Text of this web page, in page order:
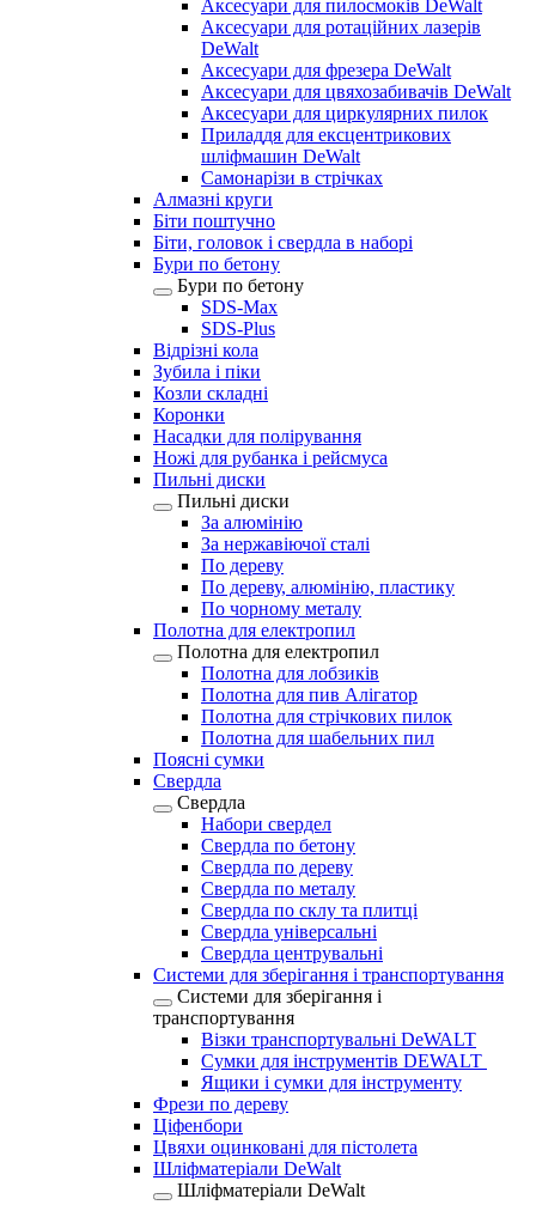
Аксесуари для пилосмоків DeWalt
Аксесуари для ротаційних лазерів
DeWalt
Аксесуари для фрезера DeWalt
Аксесуари для цвяхозабивачів DeWalt
Аксесуари для циркулярних пилок
Приладдя для ексцентрикових
шліфмашин DeWalt
Самонарізи в стрічках
Алмазні круги
Біти поштучно
Біти, головок і свердла в наборі
Бури по бетону
Бури по бетону
SDS-Max
SDS-Plus
Відрізні кола
Зубила і піки
Козли складні
Коронки
Насадки для полірування
Ножі для рубанка і рейсмуса
Пильні диски
Пильні диски
За алюмінію
За нержавіючої сталі
По дереву
По дереву, алюмінію, пластику
По чорному металу
Полотна для електропил
Полотна для електропил
Полотна для лобзиків
Полотна для пив Алігатор
Полотна для стрічкових пилок
Полотна для шабельних пил
Поясні сумки
Свердла
Свердла
Набори свердел
Свердла по бетону
Свердла по дереву
Свердла по металу
Свердла по склу та плитці
Свердла універсальні
Свердла центрувальні
Системи для зберігання і транспортування
Системи для зберігання і
транспортування
Візки транспортувальні DeWALT
Сумки для інструментів DEWALT
Ящики і сумки для інструменту
Фрези по дереву
Ціфенбори
Цвяхи оцинковані для пістолета
Шліфматеріали DeWalt
Шліфматеріали DeWalt